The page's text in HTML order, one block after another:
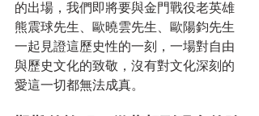
的出場，我們即將要與金門戰役老英雄
熊震球先生、歐曉雲先生、歐陽鈞先生
一起見證這歷史性的一刻，一場對自由
與歷史文化的致敬，沒有對文化深刻的
愛這一切都無法成真。